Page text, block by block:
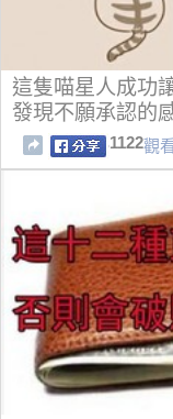
這隻喵星人成功
發現不願承認的
1122觀